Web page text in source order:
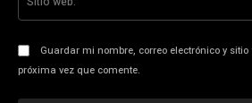
Guardar mi nombre, correo electrónico y
próxima vez que comente.